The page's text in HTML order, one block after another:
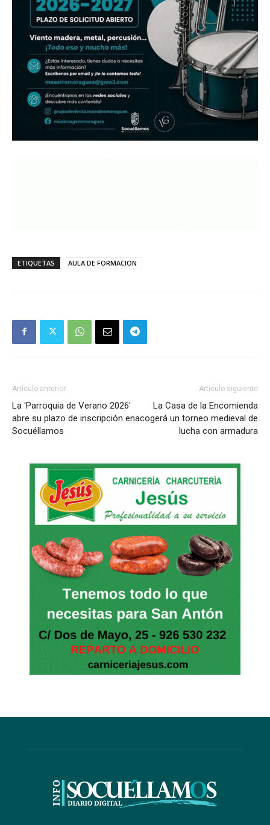
ETIQUETAS AULA DE FORMACION
Artículo anterior
La 'Parroquia de Verano 2026'
abre su plazo de inscripción en
Socuéllamos
Artículo siguiente
La Casa de la Encomienda
acogerá un torneo medieval de
lucha con armadura